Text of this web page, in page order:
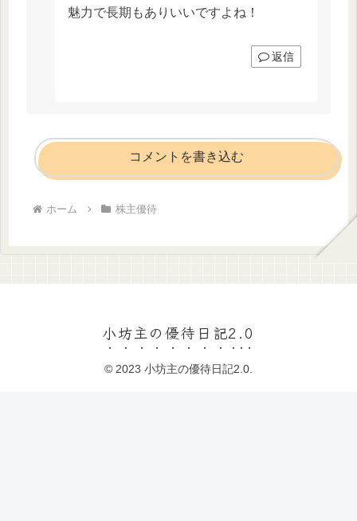
魅力で長期もありいいですよね！
返信
コメントを書き込む
ホーム 株主優待
小坊主の優待日記2.0
© 2023 小坊主の優待日記2.0.